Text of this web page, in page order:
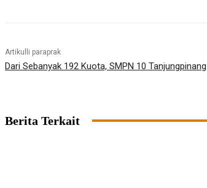
Artikulli paraprak
Dari Sebanyak 192 Kuota, SMPN 10
Berita Terkait